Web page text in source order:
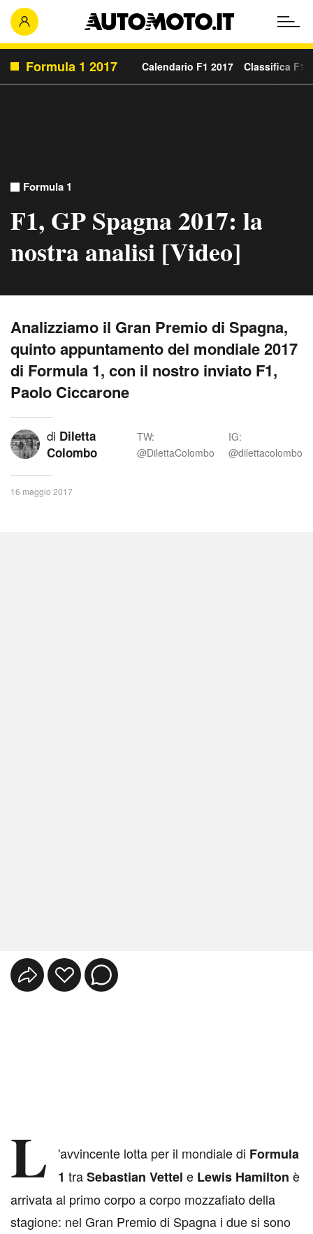
Formula 1 2017 Calendario F1 2017 Classifica F1
Formula 1
F1, GP Spagna 2017: la
nostra analisi [Video]
Analizziamo il Gran Premio di Spagna,
quinto appuntamento del mondiale 2017
di Formula 1, con il nostro inviato F1,
Paolo Ciccarone
di Diletta
Colombo
TW:
@DilettaColombo
IG:
@dilettacolombo
16 maggio 2017
L 'avvincente lotta per il mondiale di Formula
1 traSebastian Vettel e Lewis Hamilton è
arrivata al primo corpo a corpo mozzafiato della
stagione: nel Gran Premio di Spagna i due si sono